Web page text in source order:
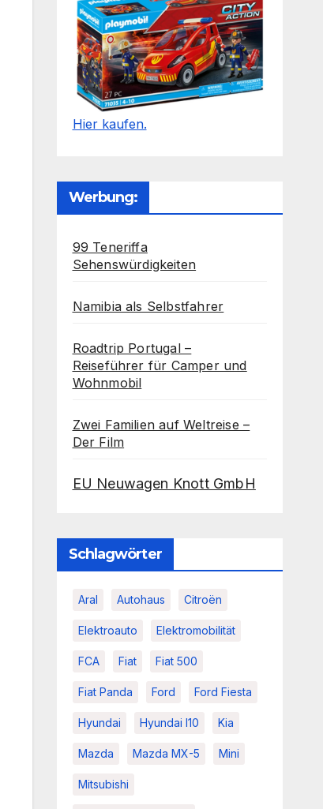
Hier kaufen.
Werbung:
99 Teneriffa
Sehenswürdigkeiten
Namibia als Selbstfahrer
Roadtrip Portugal –
Reiseführer für Camper und
Wohnmobil
Zwei Familien auf Weltreise –
Der Film
EU Neuwagen Knott GmbH
Schlagwörter
Aral Autohaus Citroën
Elektroauto Elektromobilität
FCA Fiat Fiat 500
Fiat Panda Ford Ford Fiesta
Hyundai Hyundai I10 Kia
Mazda Mazda MX-5 Mini
Mitsubishi